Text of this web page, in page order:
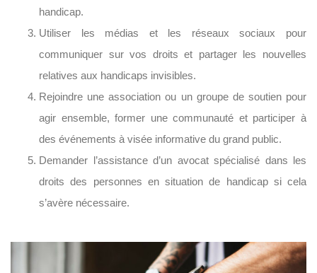
handicap.
Utiliser les médias et les réseaux sociaux pour
communiquer sur vos droits et partager les nouvelles
relatives aux handicaps invisibles.
Rejoindre une association ou un groupe de soutien pour
agir ensemble, former une communauté et participer à
des événements à visée informative du grand public.
Demander l’assistance d’un avocat spécialisé dans les
droits des personnes en situation de handicap si cela
s’avère nécessaire.